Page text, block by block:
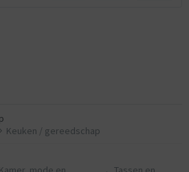
Keuken / gereedschap